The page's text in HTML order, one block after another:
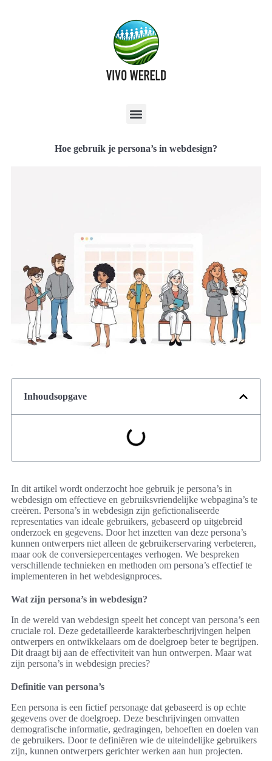
Hoe gebruik je persona’s in webdesign?
Inhoudsopgave
In dit artikel wordt onderzocht hoe gebruik je persona’s in
webdesign om effectieve en gebruiksvriendelijke webpagina’s te
creëren. Persona’s in webdesign zijn gefictionaliseerde
representaties van ideale gebruikers, gebaseerd op uitgebreid
onderzoek en gegevens. Door het inzetten van deze persona’s
kunnen ontwerpers niet alleen de gebruikerservaring verbeteren,
maar ook de conversiepercentages verhogen. We bespreken
verschillende technieken en methoden om persona’s effectief te
implementeren in het webdesignproces.
Wat zijn persona’s in webdesign?
In de wereld van webdesign speelt het concept van persona’s een
cruciale rol. Deze gedetailleerde karakterbeschrijvingen helpen
ontwerpers en ontwikkelaars om de doelgroep beter te begrijpen.
Dit draagt bij aan de effectiviteit van hun ontwerpen. Maar wat
zijn persona’s in webdesign precies?
Definitie van persona’s
Een persona is een fictief personage dat gebaseerd is op echte
gegevens over de doelgroep. Deze beschrijvingen omvatten
demografische informatie, gedragingen, behoeften en doelen van
de gebruikers. Door te definiëren wie de uiteindelijke gebruikers
zijn, kunnen ontwerpers gerichter werken aan hun projecten.